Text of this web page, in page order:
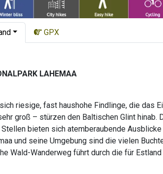
GPX
LAHEMAA
riesige, fast haushohe Findlinge, die das
groß – stürzen den Baltischen Glint
bieten sich atemberaubende
und seine Umgebung sind die vielen
Wald-Wanderweg führt durch die für